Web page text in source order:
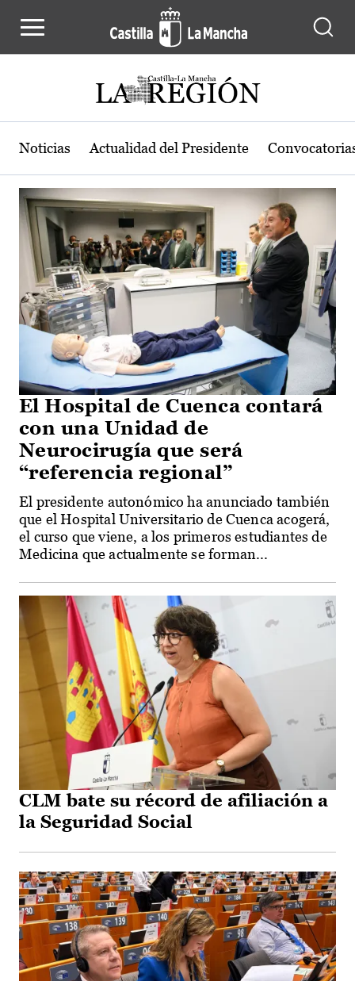
Actualidad de la región de Castilla-
Noticias Actualidad del Presidente
El Hospital de Cuenca contará
con una Unidad de
Neurocirugía que será
“referencia regional”
El presidente autonómico ha anunciado también
que el Hospital Universitario de Cuenca acogerá,
el curso que viene, a los primeros estudiantes de
Medicina que actualmente se forman...
CLM bate su récord de afiliación a
la Seguridad Social